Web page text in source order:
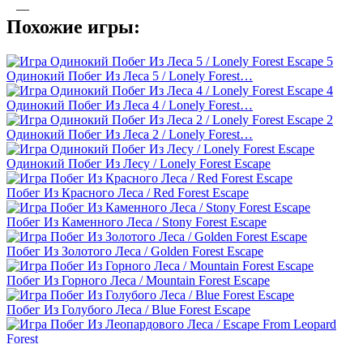
—
Похожие игры:
Одинокий Побег Из Леса 5 / Lonely Forest…
Одинокий Побег Из Леса 4 / Lonely Forest…
Одинокий Побег Из Леса 2 / Lonely Forest…
Одинокий Побег Из Лесу / Lonely Forest Escape
Побег Из Красного Леса / Red Forest Escape
Побег Из Каменного Леса / Stony Forest Escape
Побег Из Золотого Леса / Golden Forest Escape
Побег Из Горного Леса / Mountain Forest Escape
Побег Из Голубого Леса / Blue Forest Escape